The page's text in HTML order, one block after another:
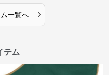
一覧へ ›
テム